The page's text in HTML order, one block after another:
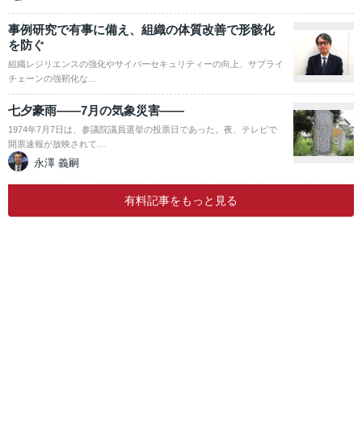
事例研究で有事に備え、組織の体質改善で形骸化
を防ぐ
組織レジリエンスの強化やサイバーセキュリティーの向上、サプライ
チェーンの強靭化な…
七夕豪雨――7月の気象災害――
1974年7月7日は、参議院議員選挙の投票日であった。夜、テレビで
開票速報が放映されて…
永澤 義嗣
有料記事をもっと見る